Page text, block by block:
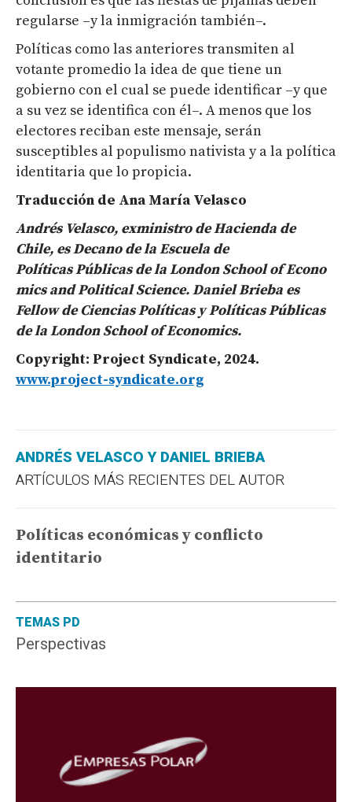
TEMAS PD
Perspectivas
regularse –y la inmigración también–.
Políticas como las anteriores transmiten al
votante promedio la idea de que tiene un
gobierno con el cual se puede identificar –y que
a su vez se identifica con él–. A menos que los
electores reciban este mensaje, serán
susceptibles al populismo nativista y a la política
identitaria que lo propicia.
Traducción de Ana María Velasco
Andrés Velasco, exministrode Hacienda de
Chile, esDecano delaEscuela de
PolíticasPúblicas delaLondon School ofEcono
mics andPolitical Science. DanielBrieba es
FellowdeCienciasPolíticas yPolíticasPúblicas
de la LondonSchool ofEconomics.
Copyright: Project Syndicate, 2024.
www.project-syndicate.org
ANDRÉS VELASCO Y DANIEL BRIEBA
ARTÍCULOS MÁS RECIENTES DEL AUTOR
Políticas económicas y conflicto
identitario